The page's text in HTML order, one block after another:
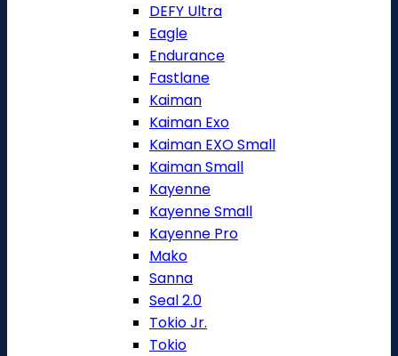
DEFY Ultra
Eagle
Endurance
Fastlane
Kaiman
Kaiman Exo
Kaiman EXO Small
Kaiman Small
Kayenne
Kayenne Small
Kayenne Pro
Mako
Sanna
Seal 2.0
Tokio Jr.
Tokio